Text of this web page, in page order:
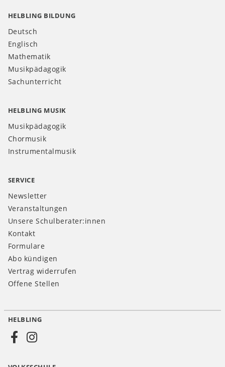
HELBLING BILDUNG
Deutsch
Englisch
Mathematik
Musikpädagogik
Sachunterricht
HELBLING MUSIK
Musikpädagogik
Chormusik
Instrumentalmusik
SERVICE
Newsletter
Veranstaltungen
Unsere Schulberater:innen
Kontakt
Formulare
Abo kündigen
Vertrag widerrufen
Offene Stellen
Social
HELBLING